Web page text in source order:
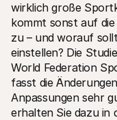
wirklich große
kommt sonst auf
zu – und worauf
einstellen? Die
World Federation
fasst die
Anpassungen sehr
erhalten Sie dazu in